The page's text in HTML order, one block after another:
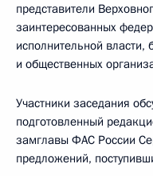
представители
заинтересованных
исполнительной власти,
и общественных
Участники заседания
подготовленный
замглавы ФАС России
предложений,